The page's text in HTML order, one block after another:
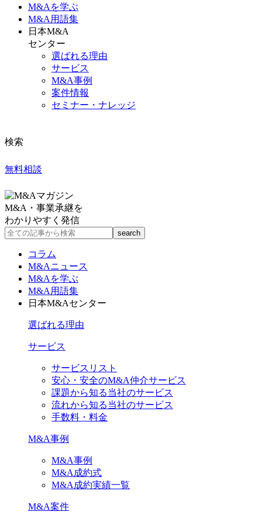
M&Aを学ぶ
M&A 用語集
日本M&A
センター
選ばれる理由
サービス
M&A事例
案件情報
セミナー・ナレッジ
検索
無料相談
M&A・事業承継を
わかりやすく発信
コラム
M&Aニュース
M&Aを学ぶ
M&A用語集
日本M&Aセンター
選ばれる理由
サービス
サービスリスト
安心・安全のM&A仲介サービス
課題から知る当社のサービス
流れから知る当社のサービス
手数料・料金
M&A事例
M&A事例
M&A成約式
M&A成約実績一覧
M&A案件